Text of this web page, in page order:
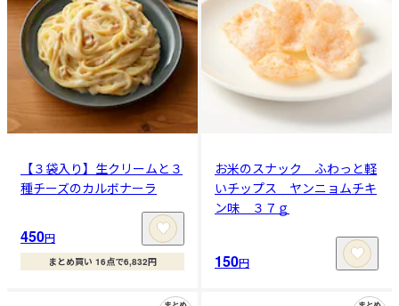
【３袋入り】生クリームと３
種チーズのカルボナーラ
450円
まとめ買い 16点で6,832円
お米のスナック ふわっと軽
いチップス ヤンニョムチキ
ン味 ３７ｇ
150円